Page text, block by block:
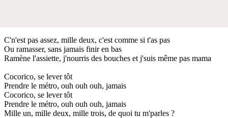
C'n'est pas assez, mille deux, c'est comme si t'as pas
Ou ramasser, sans jamais finir en bas
Ramène l'assiette, j'nourris des bouches et j'suis même pas mama
Cocorico, se lever tôt
Prendre le métro, ouh ouh ouh, jamais
Cocorico, se lever tôt
Prendre le métro, ouh ouh ouh, jamais
Mille un, mille deux, mille trois, de quoi tu m'parles ?